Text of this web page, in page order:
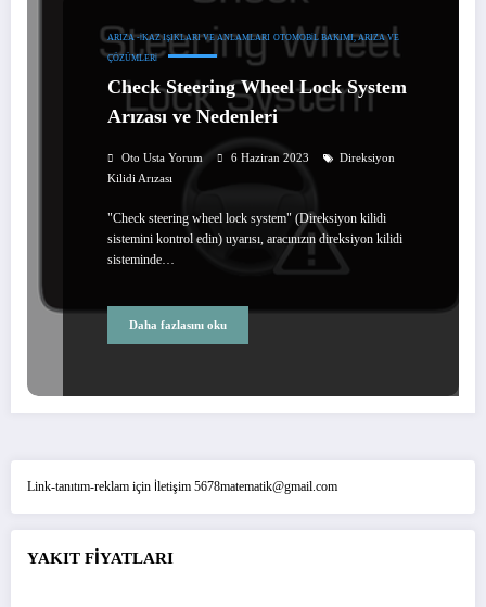
ARIZA -İKAZ IŞIKLARI VE ANLAMLARI OTOMOBIL BAKIMI, ARIZA VE
ÇÖZÜMLERI
Check Steering Wheel Lock System
Arızası ve Nedenleri
Oto Usta Yorum 6 Haziran 2023
Direksiyon
Kilidi Arızası
"Check steering wheel lock system" (Direksiyon kilidi
sistemini kontrol edin) uyarısı, aracınızın direksiyon kilidi
sisteminde…
Daha fazlasını oku
Link-tanıtım-reklam için İletişim 5678matematik@gmail.com
YAKIT FİYATLARI